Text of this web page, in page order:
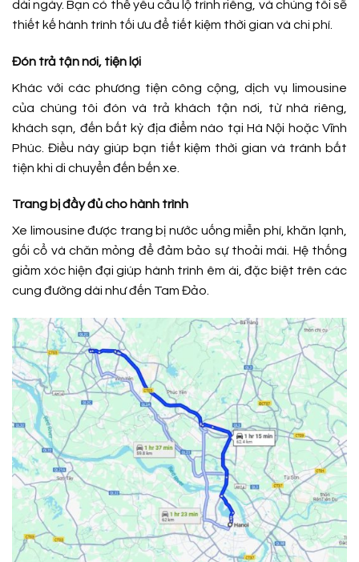
dài ngày. Bạn có thể yêu cầu lộ trình riêng, và chúng tôi sẽ
thiết kế hành trình tối ưu để tiết kiệm thời gian và chi phí.
Đón trả tận nơi, tiện lợi
Khác với các phương tiện công cộng, dịch vụ limousine
của chúng tôi đón và trả khách tận nơi, từ nhà riêng,
khách sạn, đến bất kỳ địa điểm nào tại Hà Nội hoặc Vĩnh
Phúc. Điều này giúp bạn tiết kiệm thời gian và tránh bất
tiện khi di chuyển đến bến xe.
Trang bị đầy đủ cho hành trình
Xe limousine được trang bị nước uống miễn phí, khăn lạnh,
gối cổ và chăn mỏng để đảm bảo sự thoải mái. Hệ thống
giảm xóc hiện đại giúp hành trình êm ái, đặc biệt trên các
cung đường dài như đến Tam Đảo.